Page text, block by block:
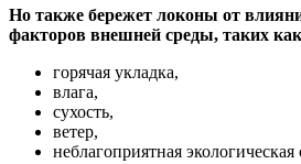
Но также бережет локоны от
факторов внешней среды, таких
горячая укладка,
влага,
сухость,
ветер,
неблагоприятная